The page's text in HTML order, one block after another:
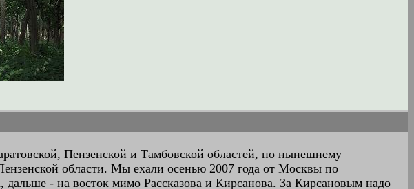
Пензенской и Тамбовской областей, по нынешнему
области. Мы ехали осенью 2007 года от Москвы по
дальше - на восток мимо Рассказова и Кирсанова. За Кирсановым надо